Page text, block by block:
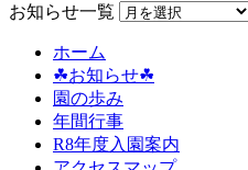
お知らせ一覧
ホーム
☘お知らせ☘
園の歩み
年間行事
R8年度入園案内